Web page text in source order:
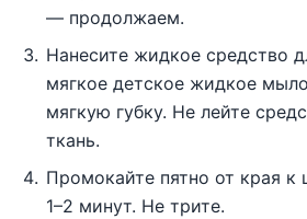
— продолжаем.
Нанесите жидкое средство
мягкое детское жидкое
мягкую губку. Не лейте
ткань.
Промокайте пятно от края к
1–2 минут. Не трите.